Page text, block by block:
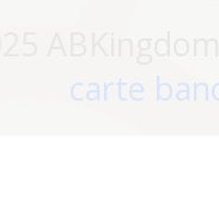
carte